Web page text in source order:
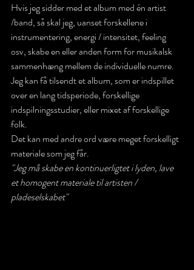
Hvis jeg sidder med et album med én artist
/band, så skal jeg, uanset forskellene i
instrumentering, energi / intensitet, feeling
osv, skabe en eller anden form for musikalsk
sammenhæng mellem de individuelle numre.
Jeg kan få tilsendt et album, som er indspillet
over en lang tidsperiode, forskellige
indspilningsstudier, eller mixet af forskellige
folk.
Det kan med andre ord være meget forskelligt
materiale som jeg får.
"Jeg må skabe en kontinuerligtet i lyden, lave
et homogent materiale til artisten /
pladeselskabet"